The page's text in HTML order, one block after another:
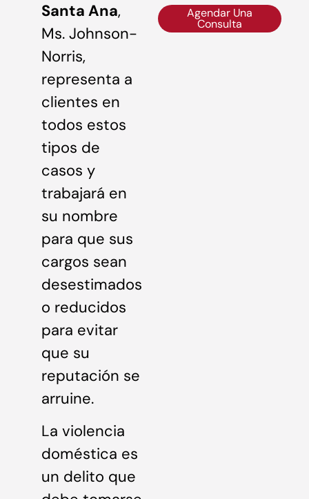
Santa Ana,
Ms. Johnson-
Norris,
representa a
clientes en
todos estos
tipos de
casos y
trabajará en
su nombre
para que sus
cargos sean
desestimados
o reducidos
para evitar
que su
reputación se
arruine.
La violencia
doméstica es
un delito que
Agendar Una
Consulta